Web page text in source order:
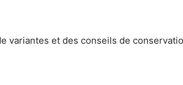
variantes et des conseils de